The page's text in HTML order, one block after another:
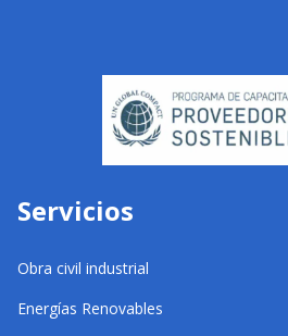
Servicios
Obra civil industrial
Energías Renovables